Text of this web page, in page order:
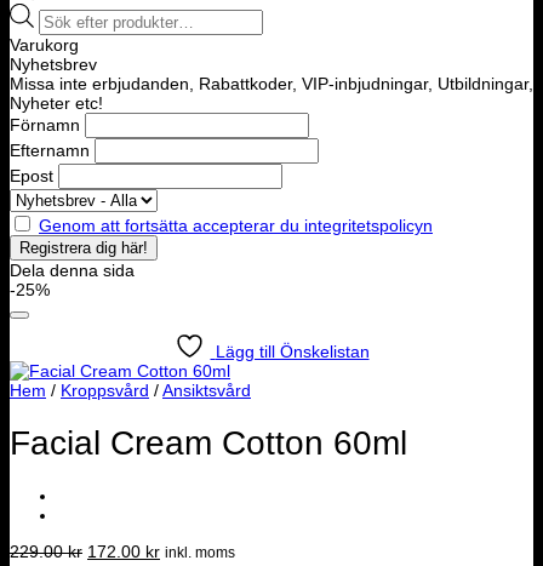
Products
search
Varukorg
Nyhetsbrev
Missa inte erbjudanden, Rabattkoder, VIP-inbjudningar, Utbildningar,
Nyheter etc!
Förnamn
Efternamn
Epost
Genom att fortsätta accepterar du integritetspolicyn
Dela denna sida
-25%
Lägg till Önskelistan
Hem / Kroppsvård /Ansiktsvård
Facial Cream Cotton 60ml
229.00kr Det
172.00 krDet
inkl. moms